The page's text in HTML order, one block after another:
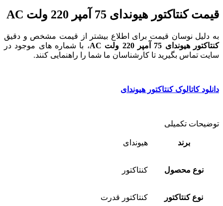
قیمت کنتاکتور هیوندای 75 آمپر 220 ولت AC
به دلیل نوسان قیمت برای اطلاع بیشتر از قیمت مشخص و دقیق
کنتاکتور هیوندای 75 آمپر 220 ولت AC
، با شماره های موجود در
سایت تماس بگیرید تا کارشناسان ما شما را راهنمایی کنند.
دانلود کاتالوک کنتاکتور هیوندای
توضیحات تکمیلی
برند هیوندای
نوع محصول کنتاکتور
نوع کنتاکتور کنتاکتور قدرت